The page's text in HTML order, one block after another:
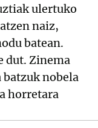
ulertuko
naiz,
batean.
dut. Zinema
nobela
horretara